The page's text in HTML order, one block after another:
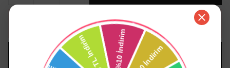
HEMEN AL
WHATSAPP